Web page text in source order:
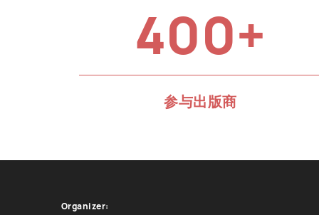
400+
参与出版商
Organizer: